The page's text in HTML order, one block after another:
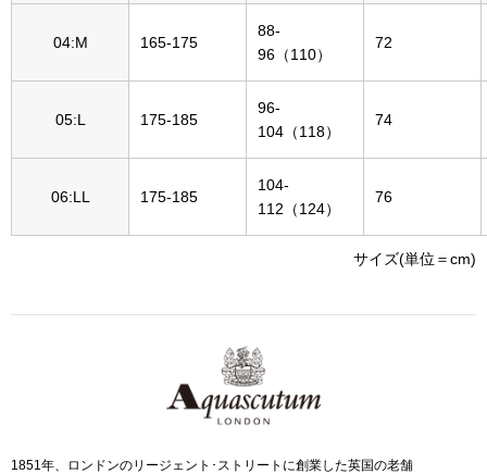
ブレスレット
ファッション
04:M 165-175
88-
96（110）
72
05:L 175-185
96-
104（118）
74
06:LL 175-185
104-
112（124）
76
サイズ(単位＝cm)
1851年、ロンドンのリージェント･ストリートに創業した英国の老舗